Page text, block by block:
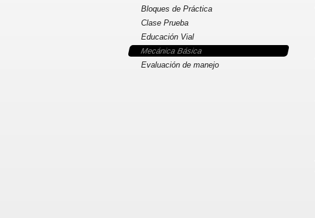
Bloques de Práctica
Clase Prueba
Educación Vial
Mecánica Básica
Evaluación de manejo